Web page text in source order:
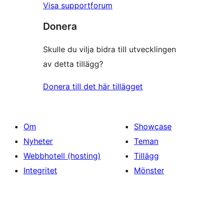
Visa supportforum
Donera
Skulle du vilja bidra till utvecklingen
av detta tillägg?
Donera till det här tillägget
Om
Nyheter
Webbhotell (hosting)
Integritet
Showcase
Teman
Tillägg
Mönster